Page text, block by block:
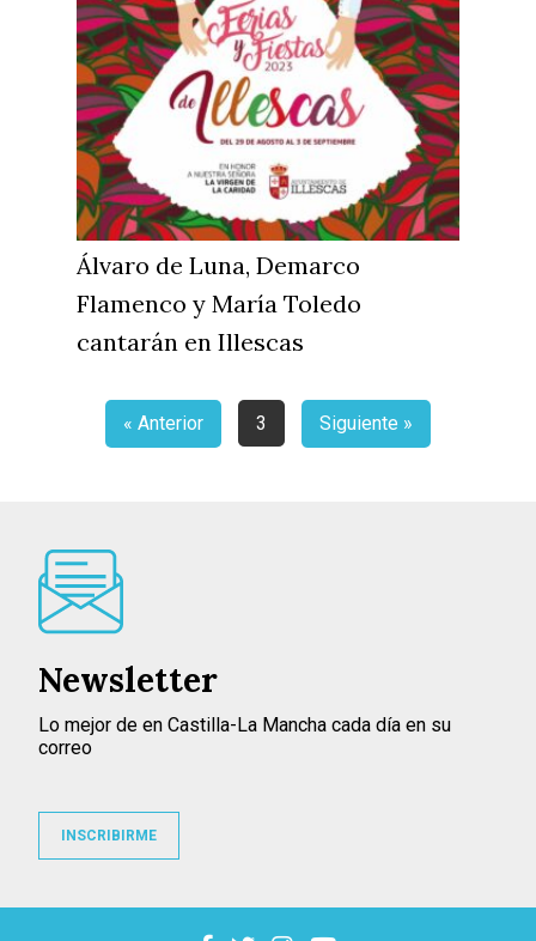
Álvaro de Luna, Demarco
Flamenco y María Toledo
cantarán en Illescas
« Anterior 3 Siguiente »
Newsletter
Lo mejor de en Castilla-La Mancha cada día en su
correo
INSCRIBIRME